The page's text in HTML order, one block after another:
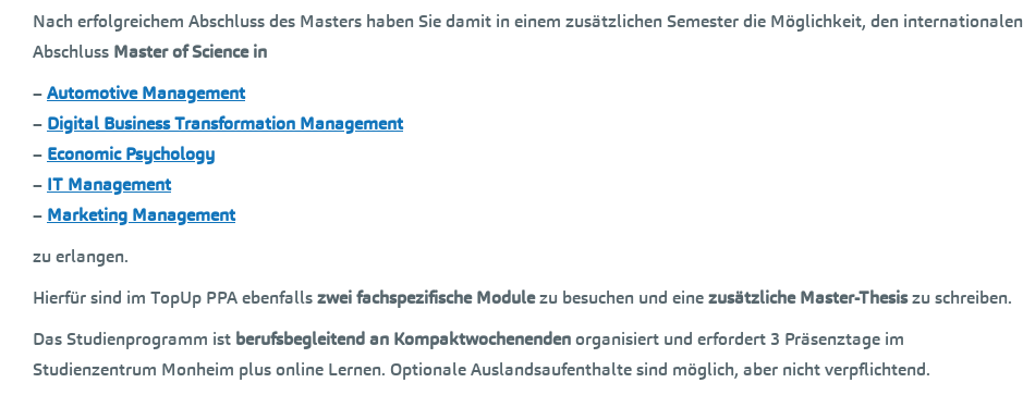
Nach erfolgreichem Abschluss des Masters haben Sie damit in einem zusätzlichen Semester die Möglichkeit, den internationalen
Abschluss Master of Science in
–Automotive Management
– Digital Business Transformation Management
– Economic Psychology
– IT Management
– Marketing Management
zu erlangen.
Hierfür sind im TopUp PPA ebenfallszwei fachspezifische Modulezu besuchen und einezusätzliche Master-Thesiszu schreiben.
Das Studienprogramm ist berufsbegleitend an Kompaktwochenendenorganisiert und erfordert 3 Präsenztage im
Studienzentrum Monheim plus online Lernen. Optionale Auslandsaufenthalte sind möglich, aber nicht verpflichtend.